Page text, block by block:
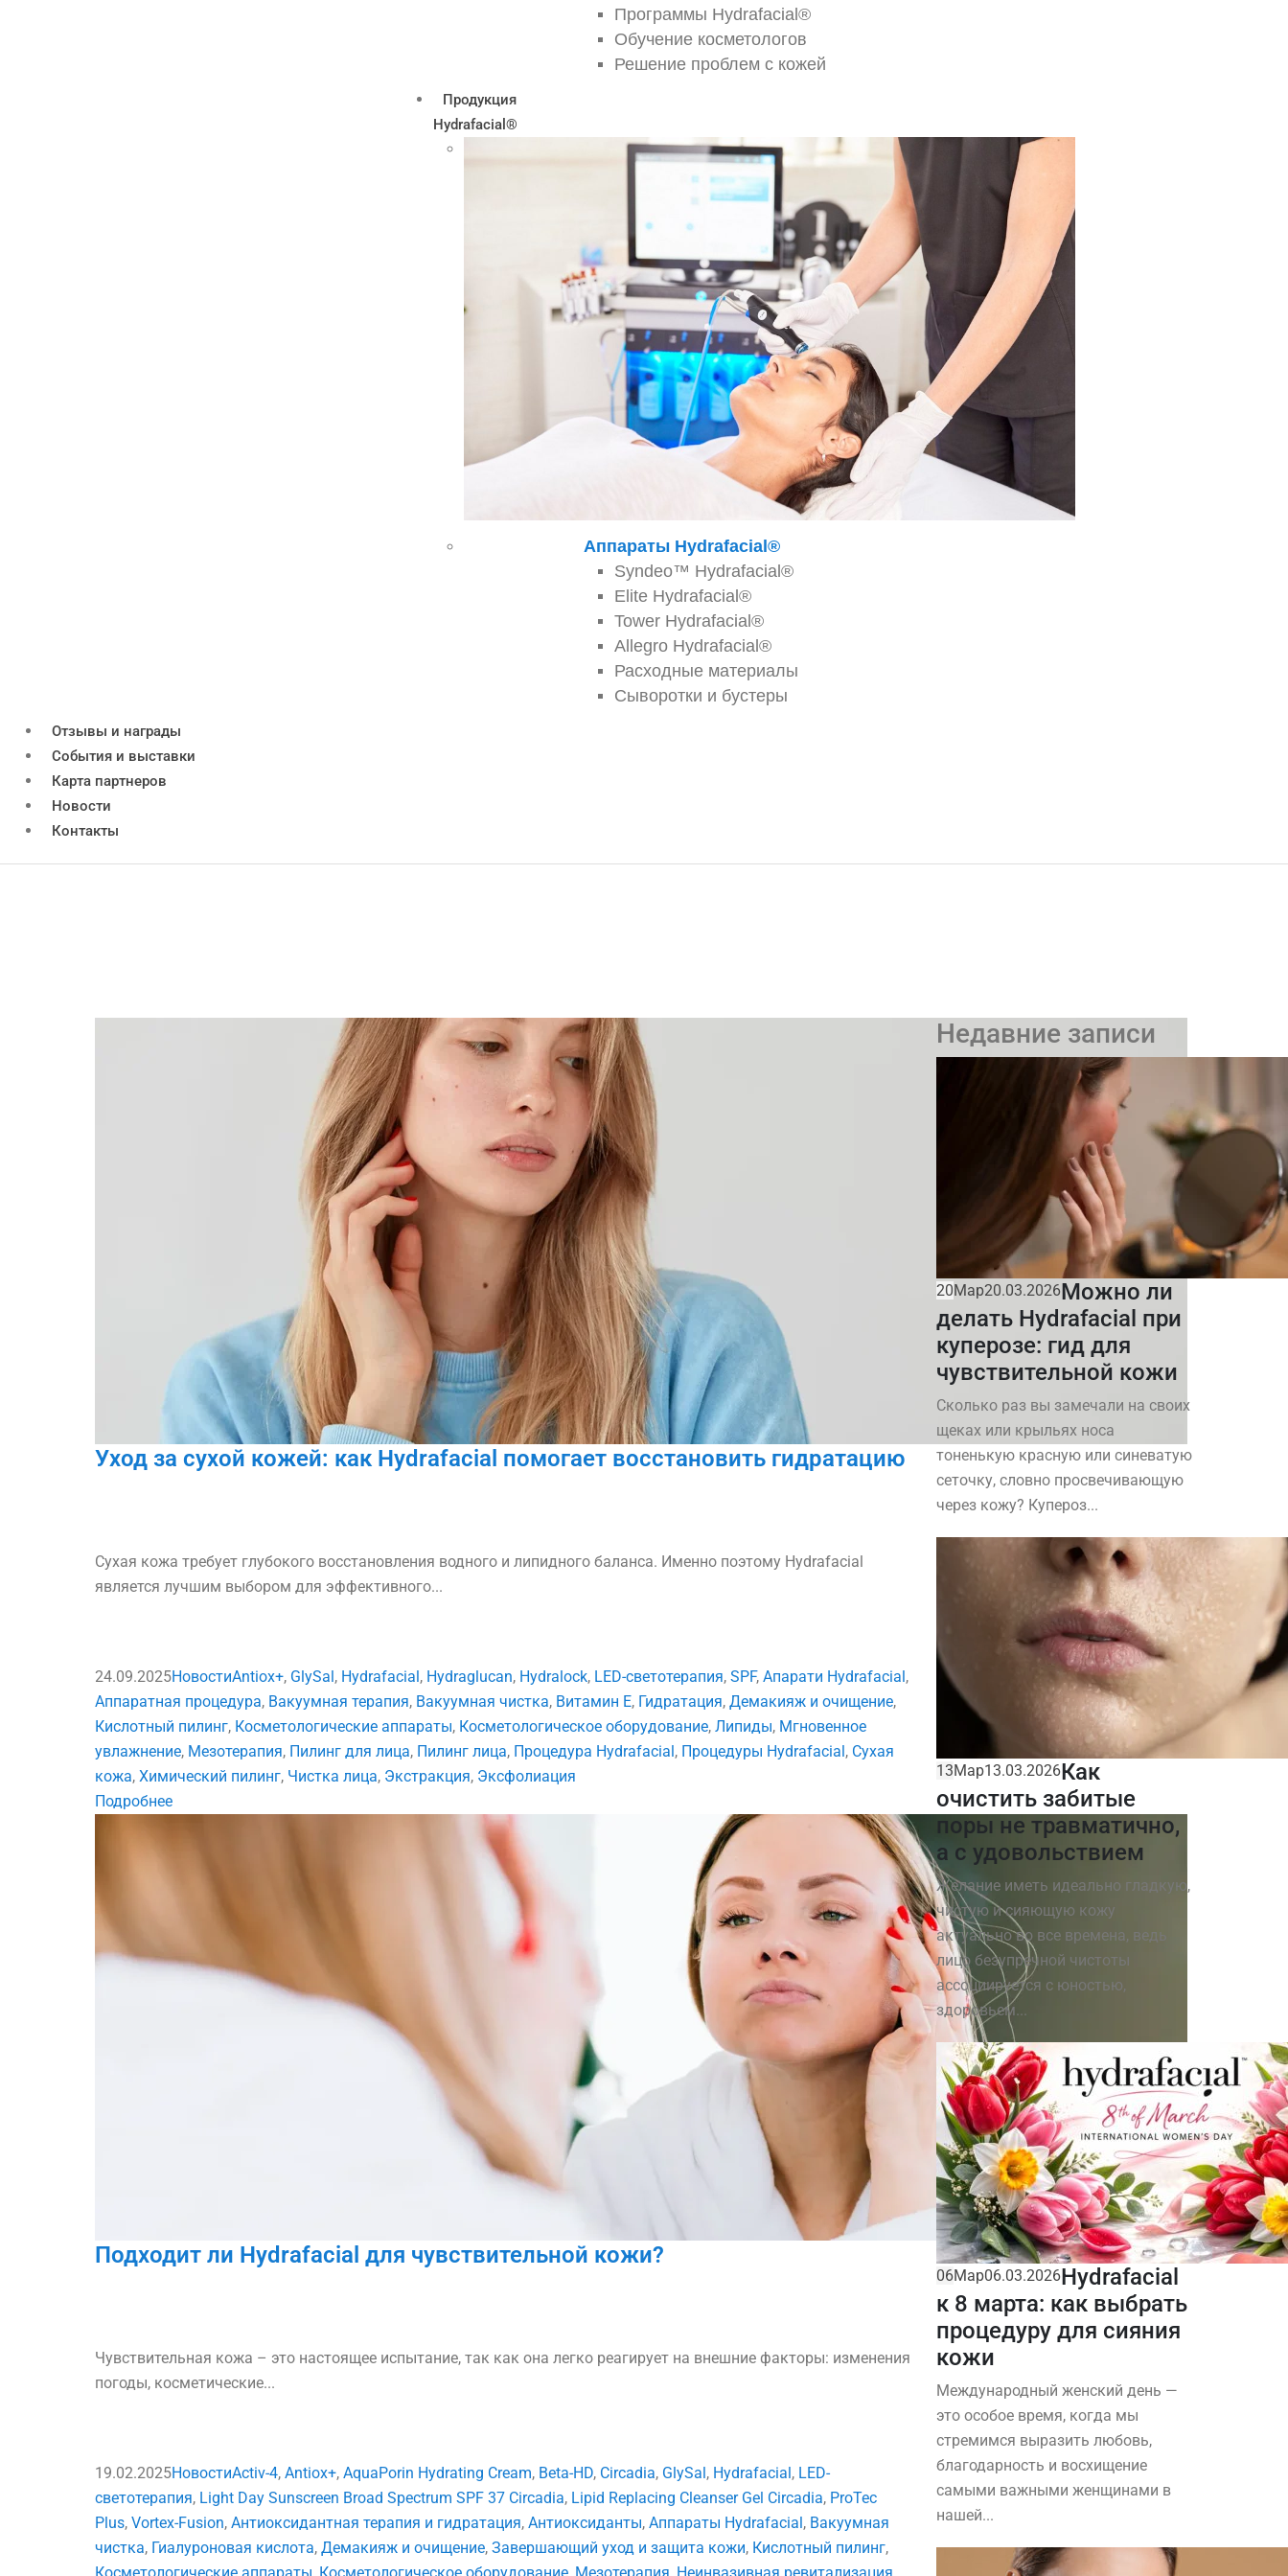
Программы Hydrafacial®
Обучение косметологов
Решение проблем с кожей
Продукция
Hydrafacial®
Аппараты Hydrafacial®
Syndeo™ Hydrafacial®
Elite Hydrafacial®
Tower Hydrafacial®
Allegro Hydrafacial®
Расходные материалы
Сыворотки и бустеры
Отзывы и награды
События и выставки
Карта партнеров
Новости
Контакты
Уход за сухой кожей: как Hydrafacial помогает восстановить гидратацию
Сухая кожа требует глубокого восстановления водного и липидного баланса. Именно поэтому Hydrafacial
является лучшим выбором для эффективного...
24.09.2025НовостиAntiox+, GlySal, Hydrafacial, Hydraglucan, Hydralock, LED-светотерапия, SPF, Апарати Hydrafacial,
Аппаратная процедура, Вакуумная терапия, Вакуумная чистка, Витамин E, Гидратация, Демакияж и очищение,
Кислотный пилинг, Косметологические аппараты, Косметологическое оборудование, Липиды, Мгновенное
увлажнение, Мезотерапия, Пилинг для лица, Пилинг лица, Процедура Hydrafacial, Процедуры Hydrafacial, Сухая
кожа, Химический пилинг, Чистка лица, Экстракция, Эксфолиация
Подробнее
Подходит ли Hydrafacial для чувствительной кожи?
Чувствительная кожа – это настоящее испытание, так как она легко реагирует на внешние факторы: изменения
погоды, косметические...
19.02.2025НовостиActiv-4, Antiox+, AquaPorin Hydrating Cream, Beta-HD, Circadia, GlySal, Hydrafacial, LED-
светотерапия, Light Day Sunscreen Broad Spectrum SPF 37 Circadia, Lipid Replacing Cleanser Gel Circadia, ProTec
Plus, Vortex-Fusion, Антиоксидантная терапия и гидратация, Антиоксиданты, Аппараты Hydrafacial, Вакуумная
чистка, Гиалуроновая кислота, Демакияж и очищение, Завершающий уход и защита кожи, Кислотный пилинг,
Недавние записи
20Мар20.03.2026Можно ли
делать Hydrafacial при
куперозе: гид для
чувствительной кожи
Сколько раз вы замечали на своих
щеках или крыльях носа
тоненькую красную или синеватую
сеточку, словно просвечивающую
через кожу? Купероз...
13Мар13.03.2026Как
очистить забитые
поры не травматично,
а с удовольствием
Желание иметь идеально гладкую,
чистую и сияющую кожу
актуально во все времена, ведь
лицо безупречной чистоты
ассоциируется с юностью,
здоровьем...
06Мар06.03.2026Hydrafacial
к 8 марта: как выбрать
процедуру для сияния
кожи
Международный женский день —
это особое время, когда мы
стремимся выразить любовь,
благодарность и восхищение
самыми важными женщинами в
нашей...